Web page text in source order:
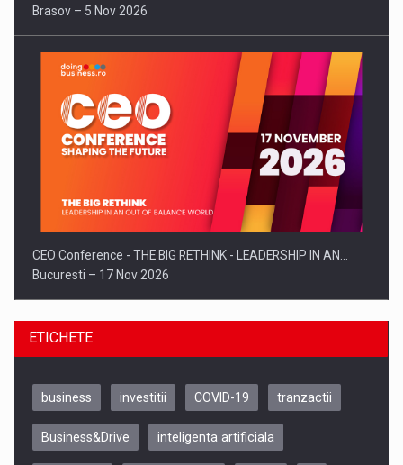
Brasov – 5 Nov 2026
CEO Conference - THE BIG RETHINK - LEADERSHIP IN AN…
Bucuresti – 17 Nov 2026
ETICHETE
business investitii COVID-19 tranzactii
Business&Drive inteligenta artificiala